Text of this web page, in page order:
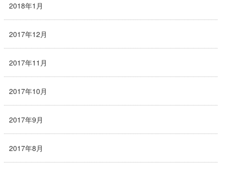
2018年1月
2017年12月
2017年11月
2017年10月
2017年9月
2017年8月